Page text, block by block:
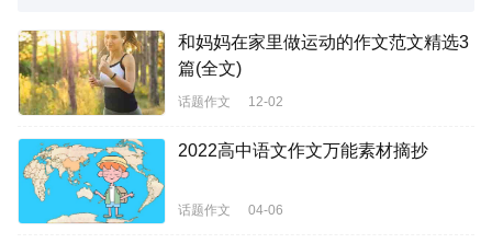
和妈妈在家里做运动的作文范文精选3
篇(全文)
话题作文 12-02
2022高中语文作文万能素材摘抄
话题作文 04-06